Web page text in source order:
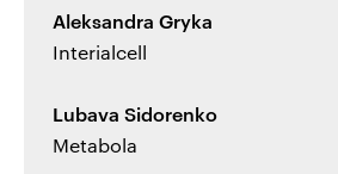
Aleksandra Gryka
Interialcell
Lubava Sidorenko
Metabola